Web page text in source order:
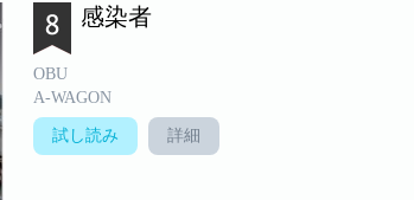
感染者
OBU
A-WAGON
試し読み 詳細